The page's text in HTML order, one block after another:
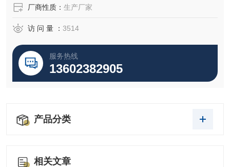
厂商性质： 生产厂家
访 问 量 ： 3514
服务热线
13602382905
产品分类
相关文章